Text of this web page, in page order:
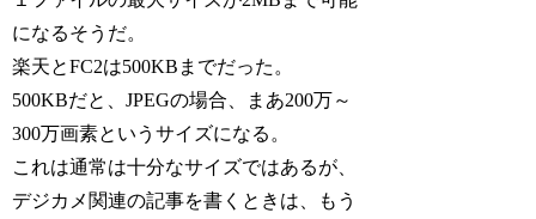
になるそうだ。
楽天とFC2は500KBまでだった。
500KBだと、JPEGの場合、まあ200万～
300万画素というサイズになる。
これは通常は十分なサイズではあるが、
デジカメ関連の記事を書くときは、もう